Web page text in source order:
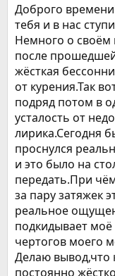
дерьмищем, рядом
зловонными,
вообще иметь к
хочется посидеть и
хочется. (Не
угрожают, они
жизни и не смогла
дуделки-парилки).
совершенно
Бред короче
назойливая муха
тоже пройдет со
постоянно не
поделать. Пройдет,
Доброго
тебя и в нас
Немного о
после
жёсткая
от курения.Так
подряд потом в
усталость от
лирика.Сегодня
проснулся
и это было на
передать.При
за пару затяжек
реальное
подкидывает
чертогов моего
Делаю вывод,что
постоянно